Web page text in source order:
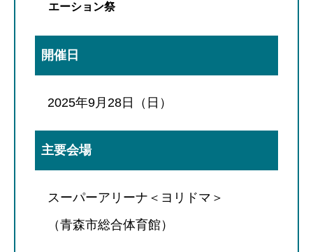
エーション祭
開催日
2025年9月28日（日）
主要会場
スーパーアリーナ＜ヨリドマ＞
（青森市総合体育館）